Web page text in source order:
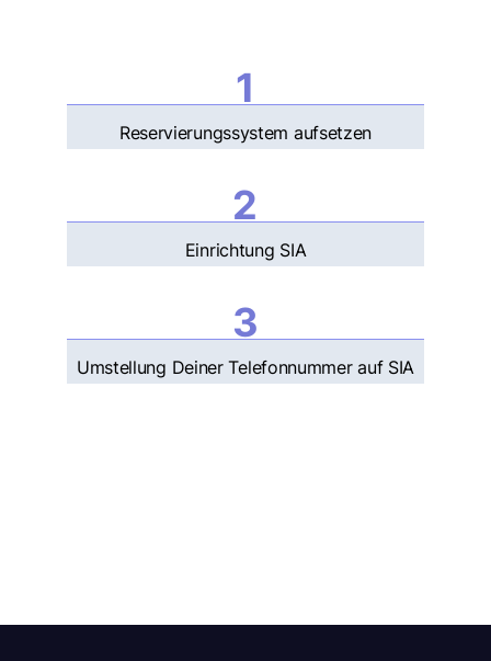
1
Reservierungssystem aufsetzen
2
Einrichtung SIA
3
Umstellung Deiner Telefonnummer auf SIA